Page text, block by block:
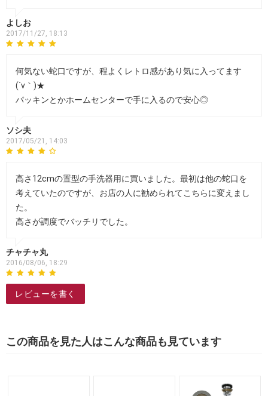
よしお
2017/11/27, 18:13
何気ない蛇口ですが、程よくレトロ感があり気に入ってます
(´v｀)★
パッキンとかホームセンターで手に入るので安心◎
ソシ夫
2017/05/21, 14:03
高さ12cmの置型の手洗器用に買いました。最初は他の蛇口を
考えていたのですが、お店の人に勧められてこちらに変えまし
た。
高さが調度でバッチリでした。
チャチャ丸
2016/08/06, 18:29
レビューを書く
この商品を見た人はこんな商品も見ています